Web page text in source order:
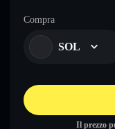
Compra
SOL
Il prezzo